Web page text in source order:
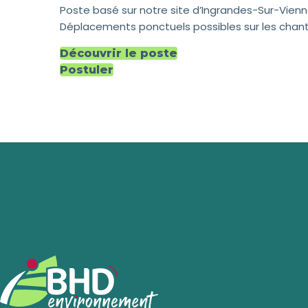
Poste basé sur notre site d’Ingrandes-Sur-
Déplacements ponctuels possibles sur les
Découvrir le poste
Postuler